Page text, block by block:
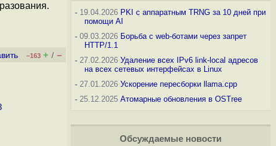
–163 + / –
-19.04.2026 PKI с аппаратным TRNG за 10 дней при
помощи AI
-09.03.2026 Борьба с web-ботами через запрет
HTTP/1.1
-27.02.2026 Удаление всех IPv6 link-local адресов
на всех сетевых интерфейсах в Linux
-27.01.2026 Ускорение пересборки llama.cpp
-25.12.2025 Атомарные обновления в OSTree
Обсуждаемые новости